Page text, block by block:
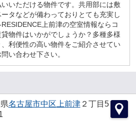
いただける物件です。共用部には敷
タなどが備わっておりとても充実し
上前津の空室情報ならコ
物件はいかがでしょうか？多種多様
利便性の高い物件をご紹介させてい
い合わせ下さい。
名古屋市中区上前津２丁目5